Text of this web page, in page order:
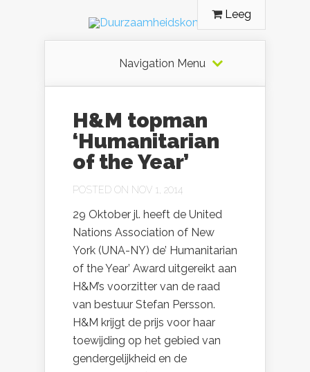
Leeg
Navigation Menu
H&M topman
‘Humanitarian
of the Year’
POSTED ON NOV 1, 2014
29 Oktober jl. heeft de United
Nations Association of New
York (UNA-NY) de’ Humanitarian
of the Year’ Award uitgereikt aan
H&M’s voorzitter van de raad
van bestuur Stefan Persson.
H&M krijgt de prijs voor haar
toewijding op het gebied van
gendergelijkheid en de